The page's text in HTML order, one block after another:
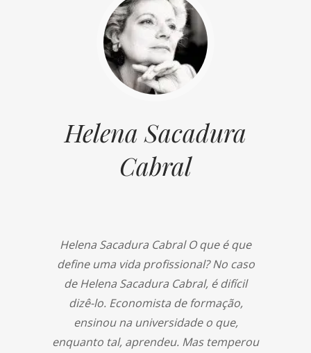
Helena Sacadura
Cabral
Helena Sacadura Cabral O que é que
define uma vida profissional? No caso
de Helena Sacadura Cabral, é difícil
dizê-lo. Economista de formação,
ensinou na universidade o que,
enquanto tal, aprendeu. Mas temperou